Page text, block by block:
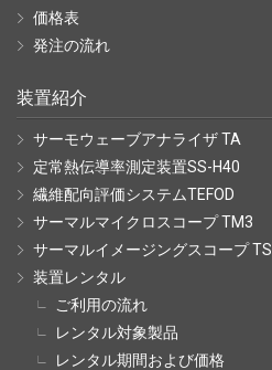
価格表
発注の流れ
装置紹介
サーモウェーブアナライザ TA
定常熱伝導率測定装置SS-H40
繊維配向評価システムTEFOD
サーマルマイクロスコープ TM3
サーマルイメージングスコープ TSI
装置レンタル
ご利用の流れ
レンタル対象製品
レンタル期間および価格